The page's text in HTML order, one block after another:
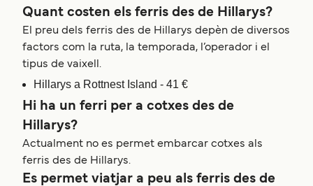
Quant costen els ferris des de Hillarys?
El preu dels ferris des de Hillarys depèn de diversos
factors com la ruta, la temporada, l’operador i el
tipus de vaixell.
Hillarys a Rottnest Island - 41 €
Hi ha un ferri per a cotxes des de
Hillarys?
Actualment no es permet embarcar cotxes als
ferris des de Hillarys.
Es permet viatjar a peu als ferris des de